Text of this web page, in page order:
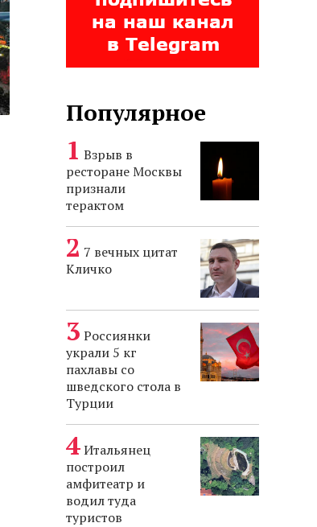
Популярное
Взрыв в
ресторане Москвы
признали
терактом
7 вечных цитат
Кличко
Россиянки
украли 5 кг
пахлавы со
шведского стола в
Турции
Итальянец
построил
амфитеатр и
водил туда
туристов